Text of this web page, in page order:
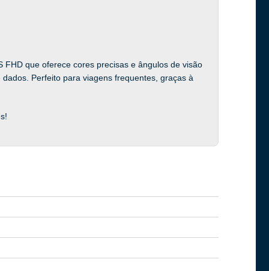
que oferece cores precisas e ângulos de visão
Perfeito para viagens frequentes, graças à